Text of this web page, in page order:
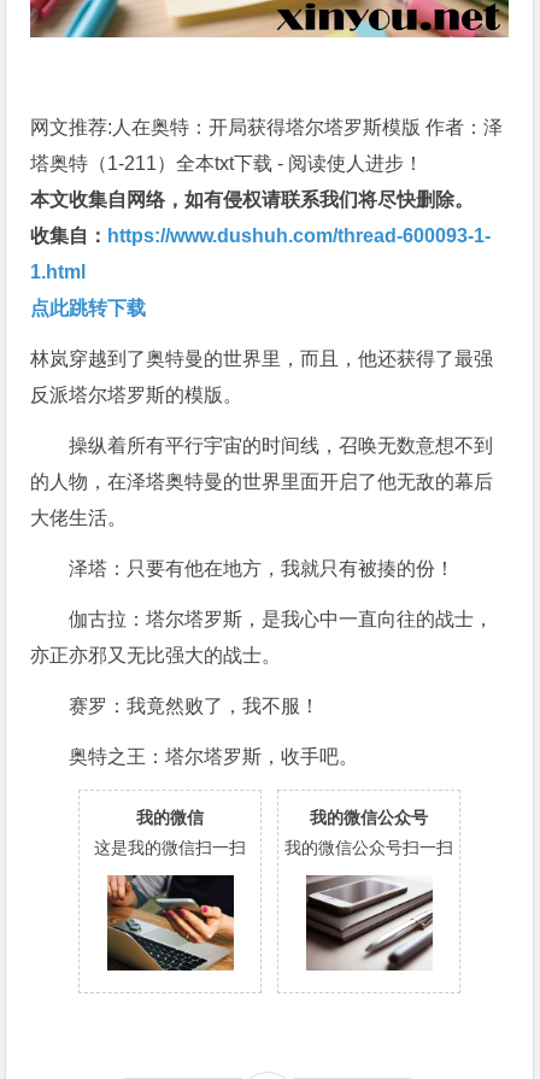
网文推荐:人在奥特：开局获得塔尔塔罗斯模版 作者：泽
塔奥特（1-211）全本txt下载 - 阅读使人进步！
本文收集自网络，如有侵权请联系我们将尽快删除。
收集自： https://www.dushuh.com/thread-600093-1-
1.html
点此跳转下载
林岚穿越到了奥特曼的世界里，而且，他还获得了最强
反派塔尔塔罗斯的模版。
操纵着所有平行宇宙的时间线，召唤无数意想不到
的人物，在泽塔奥特曼的世界里面开启了他无敌的幕后
大佬生活。
泽塔：只要有他在地方，我就只有被揍的份！
伽古拉：塔尔塔罗斯，是我心中一直向往的战士，
亦正亦邪又无比强大的战士。
赛罗：我竟然败了，我不服！
奥特之王：塔尔塔罗斯，收手吧。
我的微信
这是我的微信扫一扫
我的微信公众号
我的微信公众号扫一扫